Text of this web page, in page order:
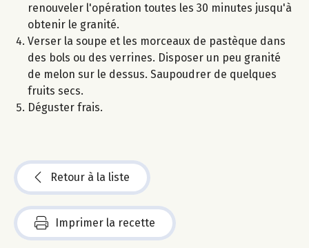
renouveler l'opération toutes les 30 minutes jusqu'à
obtenir le granité.
Verser la soupe et les morceaux de pastèque dans
des bols ou des verrines. Disposer un peu granité
de melon sur le dessus. Saupoudrer de quelques
fruits secs.
Déguster frais.
Retour à la liste
Imprimer la recette